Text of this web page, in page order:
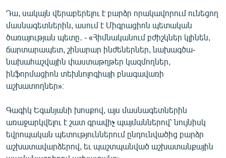
Դա, սակայն վերաբերելու է բարձր որակավորում ունեցող
մասնագետներին, ասում է Միգրացիոն պետական
ծառայության պետը․ - «Հիմնականում բժիշկներ կլինեն,
ճարտարապետ, շինարար ինժեներներ, նախագծա-
նախահաշվային փաստաթղթեր կազմողներ,
ինֆորմացիոն տեխնոլոգիայի բնագավառի
աշխատողներ»։
Գագիկ Եգանյանի խոսքով, այս մասնագետներին
առաջարկվելու է շատ գրավիչ պայմաններով՝ նույնիսկ
եվրոպական պետություններում ընդունվածից բարձր
աշխատավարձերով, եւ պաշտպանված աշխատանքային